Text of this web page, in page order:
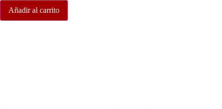
Añadir al carrito